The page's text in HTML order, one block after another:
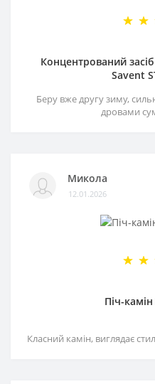
Концентрований
Savent
Беру вже другу зиму,
дровами
Микола
12.01.2026
Піч-
Класний камін, виглядає